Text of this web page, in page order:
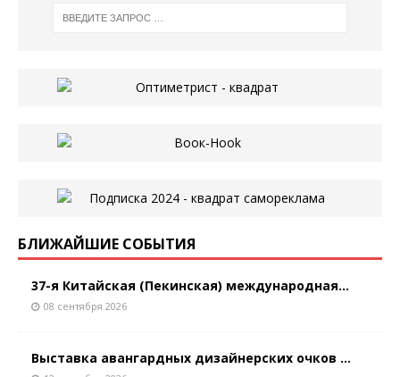
БЛИЖАЙШИЕ СОБЫТИЯ
37-я Китайская (Пекинская) международная...
08 сентября 2026
Выставка авангардных дизайнерских очков ...